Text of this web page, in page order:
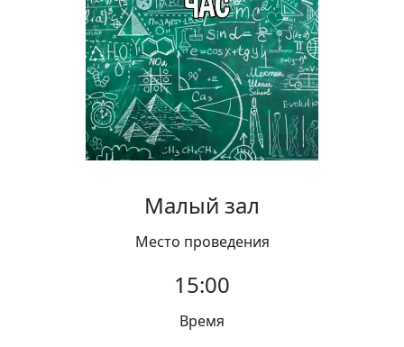
Контакты
Вакансии
Малый зал
Место проведения
15:00
Время